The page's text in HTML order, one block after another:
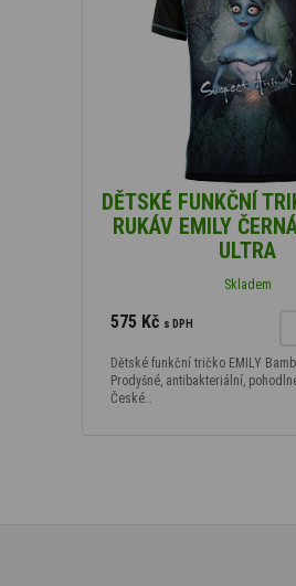
DĚTSKÉ FUNKČNÍ
RUKÁV EMILY
ULTRA
Skladem
575 Kč s DPH
Dětské funkční tričko EMILY
Prodyšné, antibakteriální,
České…